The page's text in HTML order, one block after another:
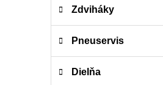
n Zdviháky
Pneuservis
Dielňa